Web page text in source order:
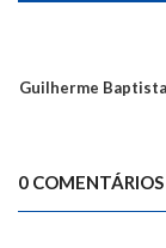
Guilherme Baptista
0 COMENTÁRIOS